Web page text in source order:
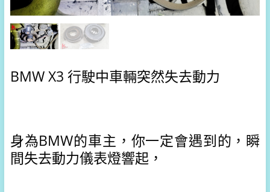
BMW X3 行駛中車輛突然失去動力
身為BMW的車主，你一定會遇到的，瞬
間失去動力儀表燈響起，